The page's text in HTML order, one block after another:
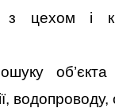
з цехом і
об’єкта
водопроводу,